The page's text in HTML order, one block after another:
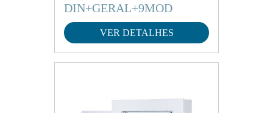
DIN+GERAL+9MOD
VER DETALHES